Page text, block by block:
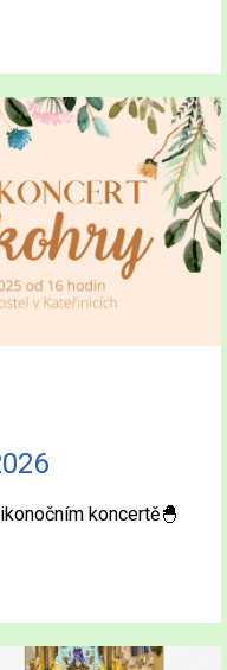
koncertě🐣